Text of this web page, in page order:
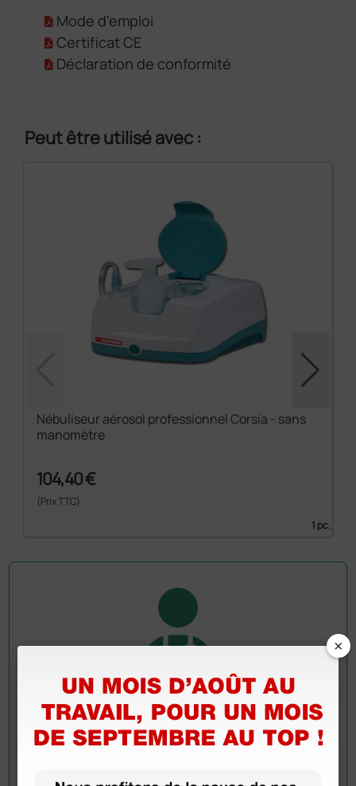
Mode d'emploi
Certificat CE
Déclaration de conformité
Peut être utilisé avec :
Nébuliseur aérosol professionnel Corsia - sans
manomètre
104,40 €
(Prix TTC)
1 pc.
Demandez à un collègue
Avez-vous encore des doutes ? Avez-vous besoin
d'autres informations ? Envoyez maintenant votre
×